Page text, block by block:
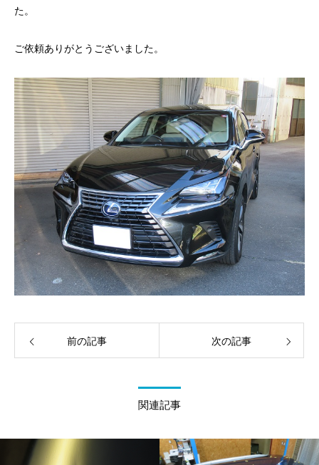
た。
ご依頼ありがとうございました。
前の記事 次の記事
関連記事